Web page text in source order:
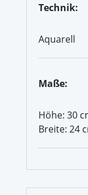
Technik:
Aquarell
Maße:
Höhe: 30
Breite: 24